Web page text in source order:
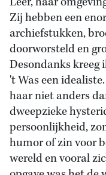
Zij hebben een
archiefstukken,
doorworsteld en
Desondanks
't Was een
haar niet anders
dweepzieke
persoonlijkheid,
humor of zin voor
wereld en vooral